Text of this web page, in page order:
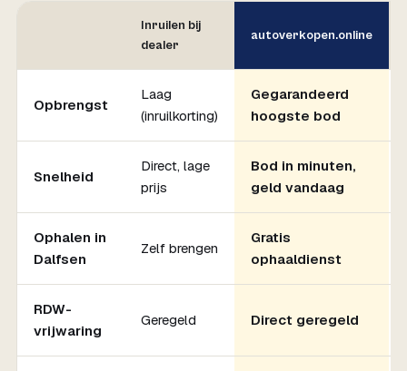
Inruilen bij
dealer
autoverkopen.online
Opbrengst
Laag
(inruilkorting)
Gegarandeerd
hoogste bod
Snelheid
Direct, lage
prijs
Bod in minuten,
geld vandaag
Ophalen in
Dalfsen
Zelf brengen
Gratis
ophaaldienst
RDW-
vrijwaring
Geregeld Direct geregeld